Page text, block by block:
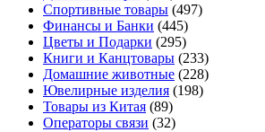
Спортивные товары (497)
Финансы и Банки (445)
Цветы и Подарки (295)
Книги и Канцтовары (233)
Домашние животные (228)
Ювелирные изделия (198)
Товары из Китая (89)
Операторы связи (32)